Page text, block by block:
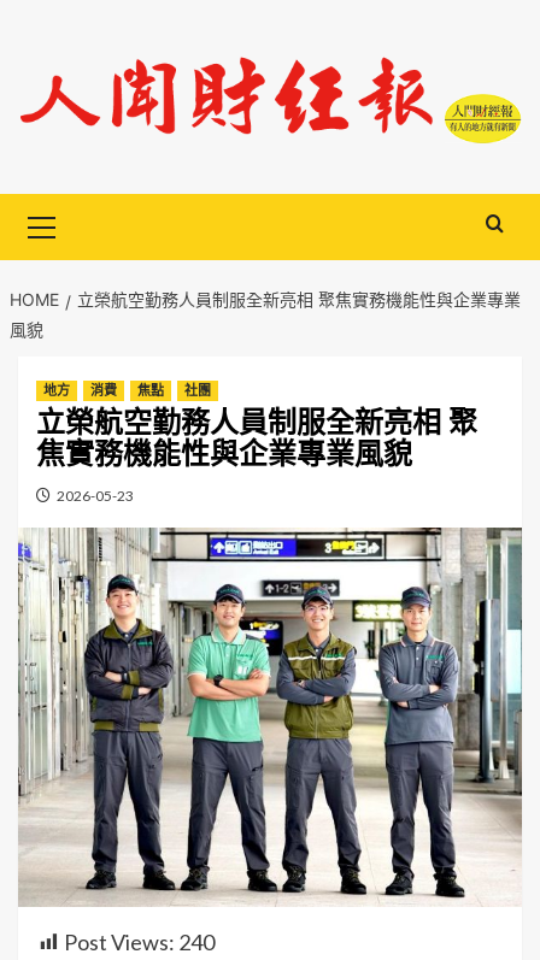
content
Menu
HOME
立榮航空勤務人員制服全新亮相 聚焦實務機能性與企業專業
風貌
地方 消費 焦點 社團
立榮航空勤務人員制服全新亮相 聚
焦實務機能性與企業專業風貌
2026-05-23
Post Views: 240